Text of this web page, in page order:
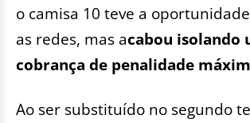
o camisa 10 teve a
as redes, mas acabou isolando
cobrança de penalidade
Ao ser substituído no segundo